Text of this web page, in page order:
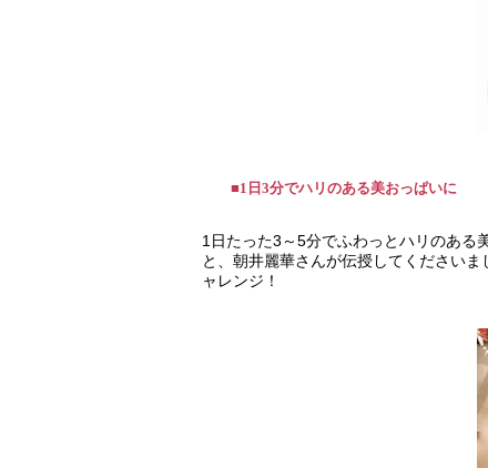
■1日3分でハリのある美おっぱいに
1日たった3～5分でふわっとハリのある
と、朝井麗華さんが伝授してください
ャレンジ！